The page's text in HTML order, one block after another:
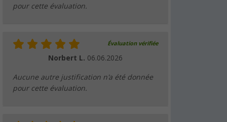
pour cette évaluation.
Évaluation vérifiée
Norbert L. 06.06.2026
Aucune autre justification n'a été donnée
pour cette évaluation.